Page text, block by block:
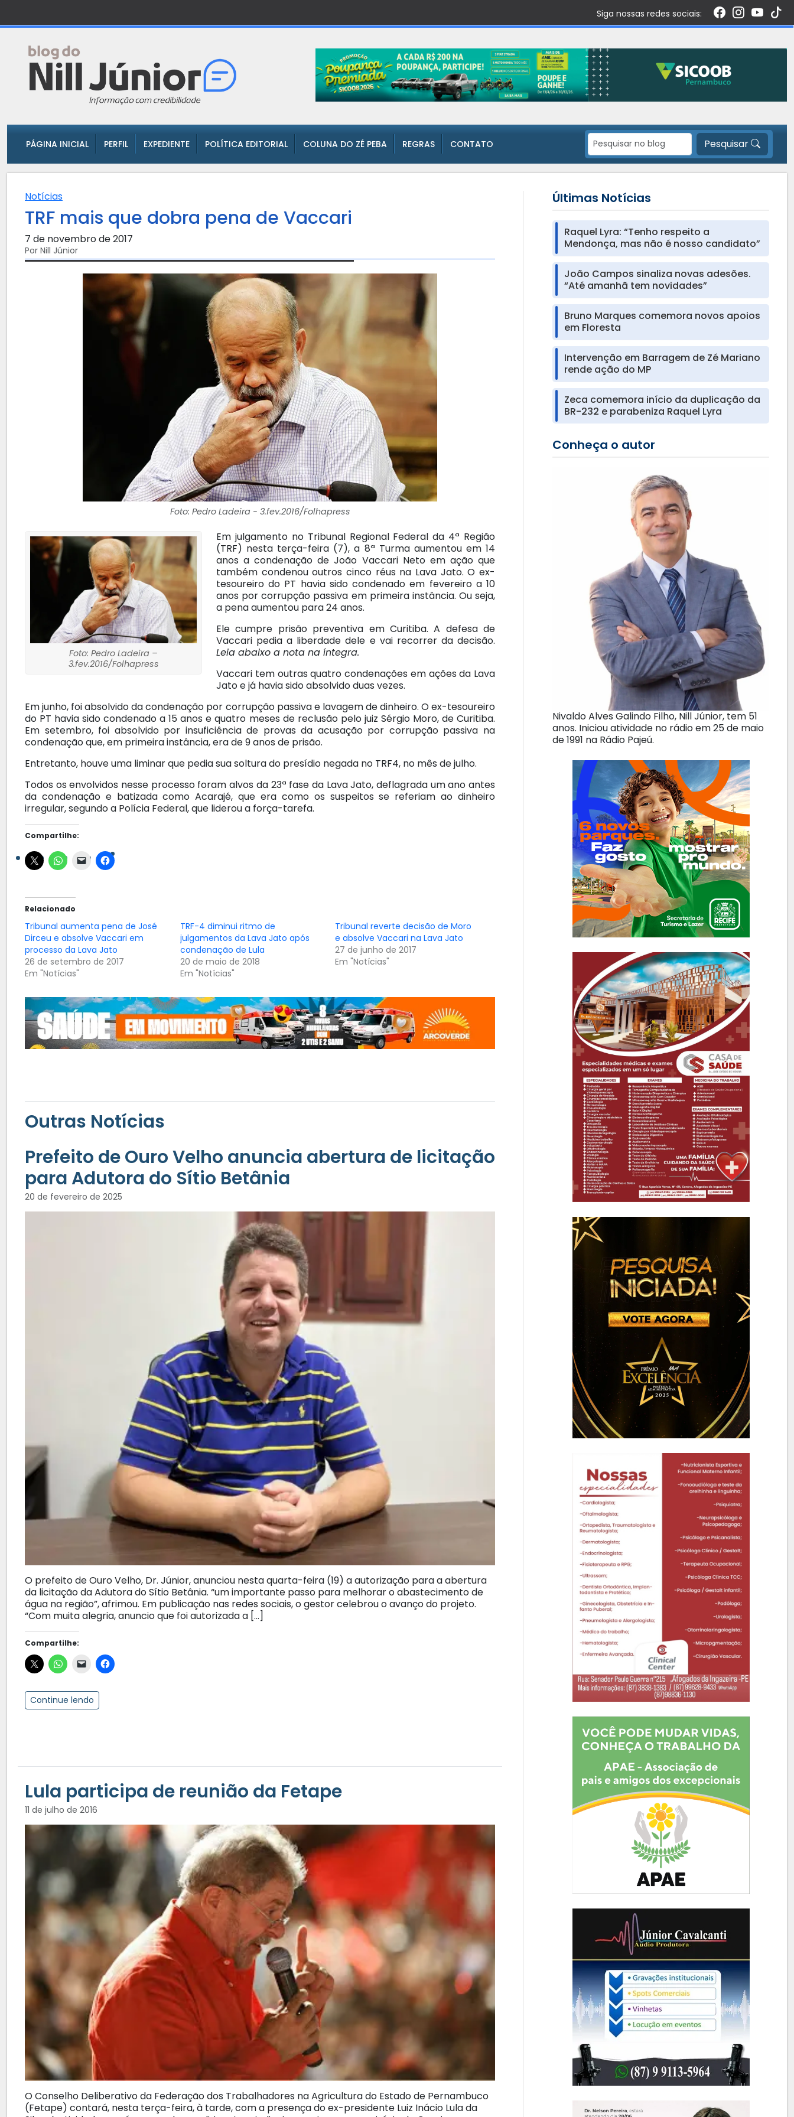
Siga nossas redes sociais:
PÁGINA INICIAL PERFIL EXPEDIENTE POLÍTICA EDITORIAL COLUNA DO ZÉ PEBA REGRAS CONTATO Pesquisar
Notícias
TRF mais que dobra pena de Vaccari
7 de novembro de 2017
Por Nill Júnior
Foto: Pedro Ladeira - 3.fev.2016/Folhapress
Foto: Pedro Ladeira –
3.fev.2016/Folhapress
Em julgamento no Tribunal Regional Federal da 4ª Região
(TRF) nesta terça-feira (7), a 8ª Turma aumentou em 14
anos a condenação de João Vaccari Neto em ação que
também condenou outros cinco réus na Lava Jato. O ex-
tesoureiro do PT havia sido condenado em fevereiro a 10
anos por corrupção passiva em primeira instância. Ou seja,
a pena aumentou para 24 anos.
Ele cumpre prisão preventiva em Curitiba. A defesa de
Vaccari pedia a liberdade dele e vai recorrer da decisão.
Leia abaixo a nota na íntegra.
Vaccari tem outras quatro condenações em ações da Lava
Jato e já havia sido absolvido duas vezes.
Em junho, foi absolvido da condenação por corrupção passiva e lavagem de dinheiro. O ex-tesoureiro
do PT havia sido condenado a 15 anos e quatro meses de reclusão pelo juiz Sérgio Moro, de Curitiba.
Em setembro, foi absolvido por insuficiência de provas da acusação por corrupção passiva na
condenação que, em primeira instância, era de 9 anos de prisão.
Entretanto, houve uma liminar que pedia sua soltura do presídio negada no TRF4, no mês de julho.
Todos os envolvidos nesse processo foram alvos da 23ª fase da Lava Jato, deflagrada um ano antes
da condenação e batizada como Acarajé, que era como os suspeitos se referiam ao dinheiro
irregular, segundo a Polícia Federal, que liderou a força-tarefa.
Compartilhe:
Relacionado
Tribunal aumenta pena de José
Dirceu e absolve Vaccari em
processo da Lava Jato
26 de setembro de 2017
Em "Notícias"
TRF-4 diminui ritmo de
julgamentos da Lava Jato após
condenação de Lula
20 de maio de 2018
Em "Notícias"
Tribunal reverte decisão de Moro
e absolve Vaccari na Lava Jato
27 de junho de 2017
Em "Notícias"
Outras Notícias
Prefeito de Ouro Velho anuncia abertura de licitação
para Adutora do Sítio Betânia
20 de fevereiro de 2025
O prefeito de Ouro Velho, Dr. Júnior, anunciou nesta quarta-feira (19) a autorização para a abertura
da licitação da Adutora do Sítio Betânia. “um importante passo para melhorar o abastecimento de
água na região”, afrimou. Em publicação nas redes sociais, o gestor celebrou o avanço do projeto.
“Com muita alegria, anuncio que foi autorizada a […]
Compartilhe:
Continue lendo
11 de julho de 2016
O Conselho Deliberativo da Federação dos Trabalhadores na Agricultura do Estado de Pernambuco
(Fetape) contará, nesta terça-feira, à tarde, com a presença do ex-presidente Luiz Inácio Lula da
Últimas Notícias
Raquel Lyra: “Tenho respeito a
Mendonça, mas não é nosso candidato”
João Campos sinaliza novas adesões.
“Até amanhã tem novidades”
Bruno Marques comemora novos apoios
em Floresta
Intervenção em Barragem de Zé Mariano
rende ação do MP
Zeca comemora início da duplicação da
BR-232 e parabeniza Raquel Lyra
Conheça o autor
Nivaldo Alves Galindo Filho, Nill Júnior, tem 51
anos. Iniciou atividade no rádio em 25 de maio
de 1991 na Rádio Pajeú.